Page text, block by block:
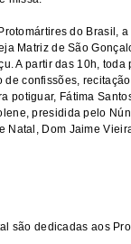
do Brasil,
Matriz de São
A partir das 10h,
confissões,
potiguar, Fátima
presidida pelo
Natal, Dom Jaime
dedicadas aos